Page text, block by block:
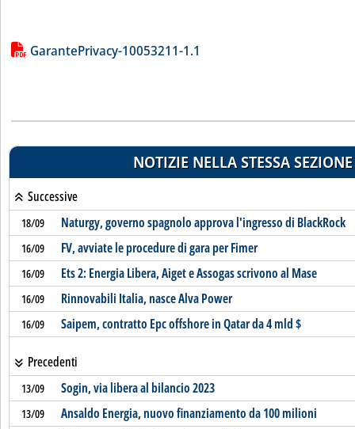
Lista allegati PDF alla notizia
GarantePrivacy-10053211-1.1
NOTIZIE NELLA STESSA SEZIONE
Successive
18/09 Naturgy, governo spagnolo approva l'ingresso di BlackRock
16/09 FV, avviate le procedure di gara per Fimer
16/09 Ets 2: Energia Libera, Aiget e Assogas scrivono al Mase
16/09 Rinnovabili Italia, nasce Alva Power
16/09 Saipem, contratto Epc offshore in Qatar da 4 mld $
Precedenti
13/09 Sogin, via libera al bilancio 2023
13/09 Ansaldo Energia, nuovo finanziamento da 100 milioni